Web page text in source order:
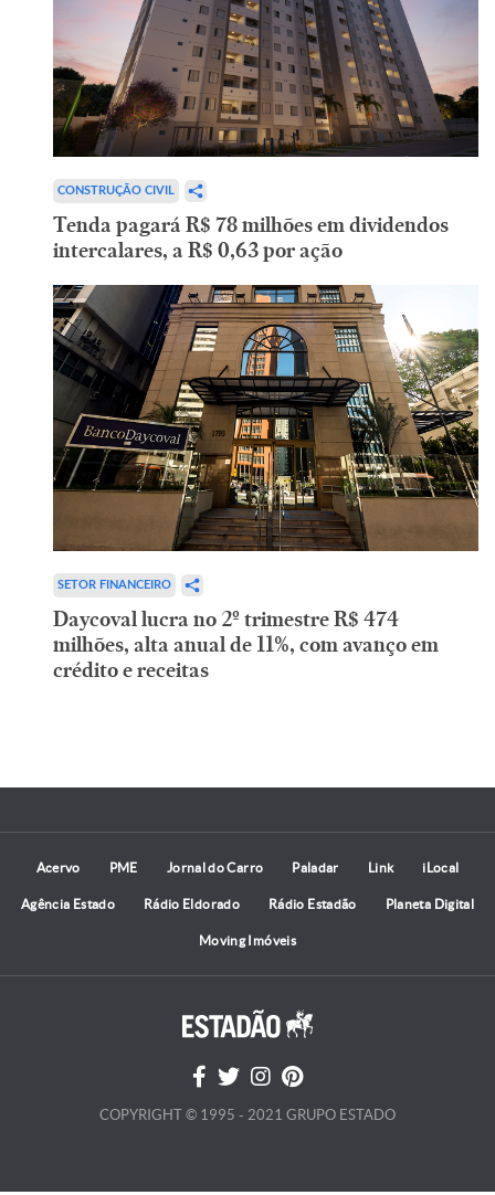
CONSTRUÇÃO CIVIL
Tenda pagará R$ 78 milhões em dividendos
intercalares, a R$ 0,63 por ação
SETOR FINANCEIRO
Daycoval lucra no 2º trimestre R$ 474
milhões, alta anual de 11%, com avanço em
crédito e receitas
Acervo PME Jornal do Carro Paladar Link iLocal
Agência Estado Rádio Eldorado Rádio Estadão Planeta Digital
Moving Imóveis
COPYRIGHT © 1995 - 2021 GRUPO ESTADO